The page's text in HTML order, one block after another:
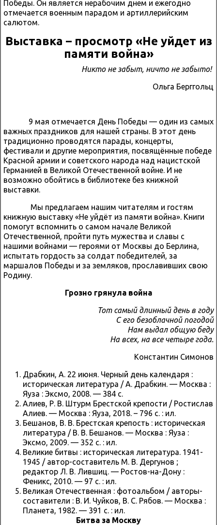
Победы. Он является нерабочим днем и ежегодно
отмечается военным парадом и артиллерийским
салютом.
Выставка – просмотр «Не уйдет из
памяти война»
Никто не забыт, ничто не забыто!
Ольга Берггольц
9 мая отмечается День Победы — один из самых
важных праздников для нашей страны. В этот день
традиционно проводятся парады, концерты,
фестивали и другие мероприятия, посвящённые победе
Красной армии и советского народа над нацистской
Германией в Великой Отечественной войне. И не
возможно обойтись в библиотеке без книжной
выставки.
Мы предлагаем нашим читателям и гостям
книжную выставку «Не уйдёт из памяти война». Книги
помогут вспомнить о самом начале Великой
Отечественной, пройти путь мужества и славы с
нашими войнами — героями от Москвы до Берлина,
испытать гордость за солдат победителей, за
маршалов Победы и за земляков, прославивших свою
Родину.
Грозно грянула война
Тот самый длинный день в году
С его безоблачной погодой
Нам выдал общую беду
На всех, на все четыре года.
Константин Симонов
Драбкин, А. 22 июня. Черный день календаря :
историческая литература / А. Драбкин. — Москва :
Яуза : Эксмо, 2008. — 384 с.
Алиев, Р. В. Штурм Брестской крепости / Ростислав
Алиев. — Москва : Яуза, 2018. – 796 с. : ил.
Бешанов, В. В. Брестская крепость : историческая
литература / В. В. Бешанов. — Москва : Яуза :
Эксмо, 2009. — 352 с. : ил.
Великие битвы : историческая литература. 1941-
1945 / автор-составитель М. В. Дергунов ;
редактор Л. В. Лившиц. — Ростов-на-Дону :
Феникс, 2010. — 97 с. : ил.
Великая Отечественная : фотоальбом / авторы-
составители : В. И. Чуйков, В. С. Рябов. — Москва :
Планета, 1982. — 391 с. : ил.
Битва за Москву